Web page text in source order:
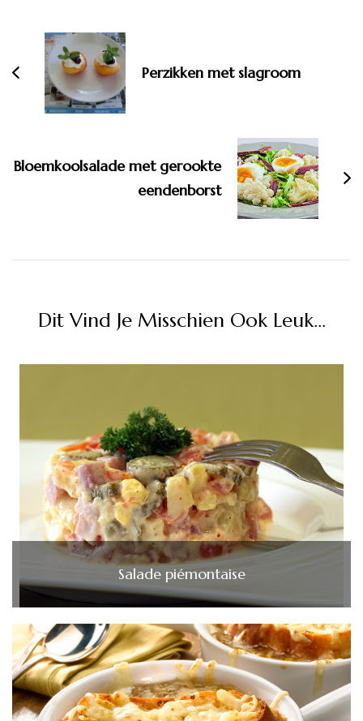
navigatie
Perzikken met slagroom
Bloemkoolsalade met gerookte
eendenborst
Dit Vind Je Misschien Ook Leuk...
Salade piémontaise